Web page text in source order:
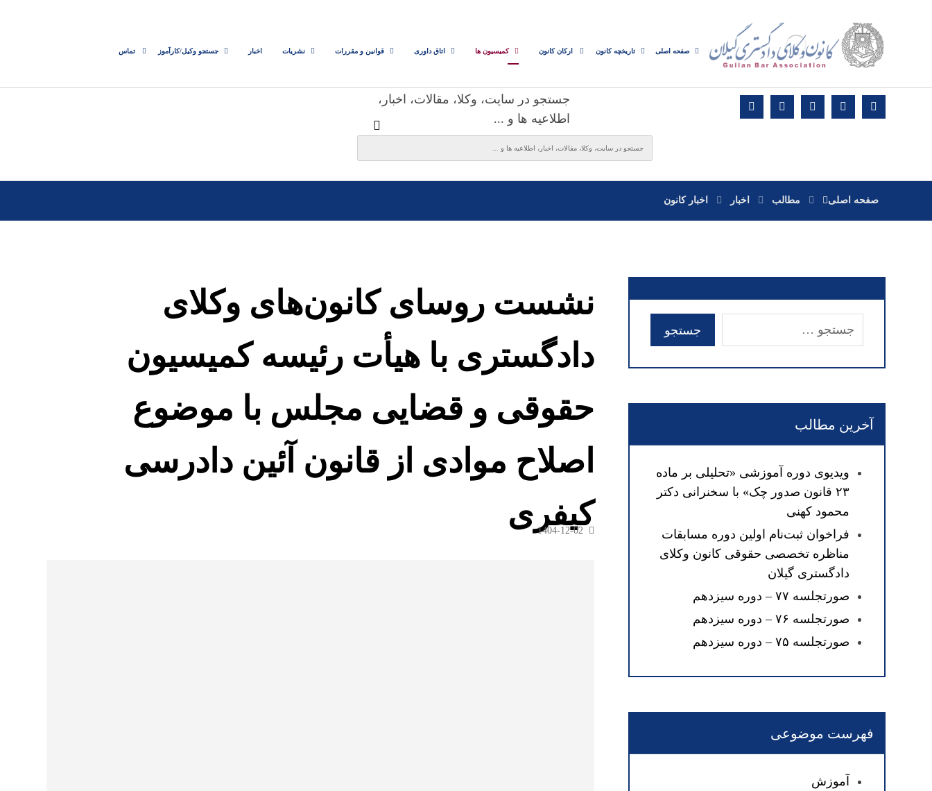
صفحه اصلی تاریخچه کانون ارکان کانون کمیسیون ها اتاق داوری قوانین و مقررات نشریات اخبار جستجو وکیل/کارآموز تماس
جستجو در سایت، وکلا، مقالات، اخبار،
اطلاعیه ها و ...
صفحه اصلی مطالب اخبار اخبار کانون
نشست روسای کانون‌های وکلای
دادگستری با هیأت رئیسه کمیسیون
حقوقی و قضایی مجلس با موضوع
اصلاح موادی از قانون آئین دادرسی
کیفری
1404-12-02
آخرین مطالب
ویدیوی دوره آموزشی «تحلیلی بر ماده
۲۳ قانون صدور چک» با سخنرانی دکتر
محمود کهنی
فراخوان ثبت‌نام اولین دوره مسابقات
مناظره تخصصی حقوقی کانون وکلای
دادگستری گیلان
صورتجلسه ۷۷ – دوره سیزدهم
صورتجلسه ۷۶ – دوره سیزدهم
صورتجلسه ۷۵ – دوره سیزدهم
فهرست موضوعی
آموزش